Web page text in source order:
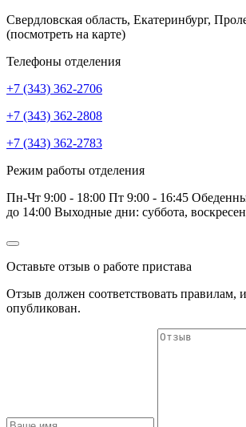
Свердловская область, Екатеринбург,
(посмотреть на карте)
Телефоны отделения
+7 (343) 362-2706
+7 (343) 362-2808
+7 (343) 362-2783
Режим работы отделения
Пн-Чт 9:00 - 18:00 Пт 9:00 - 16:45
до 14:00 Выходные дни: суббота,
Оставьте отзыв о работе пристава
Отзыв должен соответствовать правилам,
опубликован.